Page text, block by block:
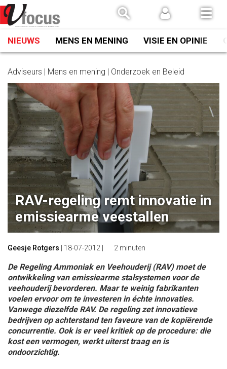
Spring
naar
inhoud
NIEUWS MENS EN MENING VISIE EN OPINIE
Adviseurs | Mens en mening | Onderzoek en Beleid
RAV-regeling remt innovatie in
emissiearme veestallen
Geesje Rotgers 18-07-2012 2 minuten
De Regeling Ammoniak en Veehouderij (RAV) moet de
ontwikkeling van emissiearme stalsystemen voor de
veehouderij bevorderen. Maar te weinig fabrikanten
voelen ervoor om te investeren in échte innovaties.
Vanwege diezelfde RAV. De regeling zet innovatieve
bedrijven op achterstand ten faveure van de kopiërende
concurrentie. Ook is er veel kritiek op de procedure: die
kost een vermogen, werkt uiterst traag en is
ondoorzichtig.